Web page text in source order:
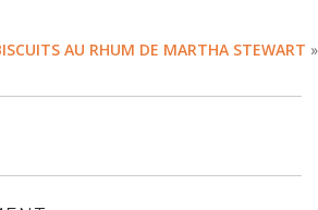
AU RHUM DE MARTHA STEWART »